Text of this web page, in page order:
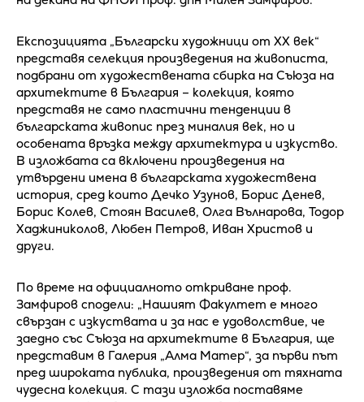
Експозицията „Български художници от XX век“
представя селекция произведения на живописта,
подбрани от художествената сбирка на Съюза на
архитектите в България – колекция, която
представя не само пластични тенденции в
българската живопис през миналия век, но и
особената връзка между архитектура и изкуство.
В изложбата са включени произведения на
утвърдени имена в българската художествена
история, сред които Дечко Узунов, Борис Денев,
Борис Колев, Стоян Василев, Олга Вълнарова, Тодор
Хаджиниколов, Любен Петров, Иван Христов и
други.
По време на официалното откриване проф.
Замфиров сподели: „Нашият Факултет е много
свързан с изкуствата и за нас е удоволствие, че
заедно със Съюза на архитектите в България, ще
представим в Галерия „Алма Матер“, за първи път
пред широката публика, произведения от тяхната
чудесна колекция. С тази изложба поставяме